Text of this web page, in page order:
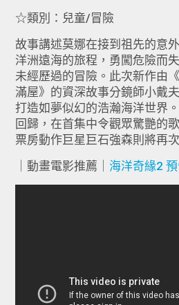
☆類別：兒童/冒險
故事講述莫娜在接到祖先的意
洋洲遠海的旅程，勇闖危險而
未經歷過的冒險。此次新作由
滿屋》的資深故事分鏡師小戴
打造如夢似幻的浩瀚海洋世界
回歸，在首集中令觀眾驚艷的
票房動作巨星巨石強森則將再
｜動畫電影推薦｜ 海洋奇緣2